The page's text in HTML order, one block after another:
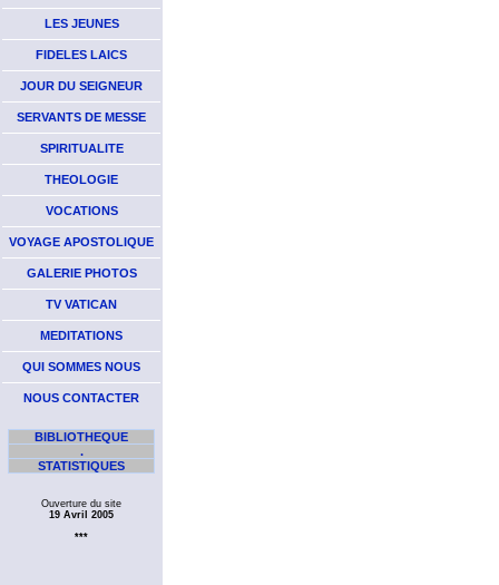
LES JEUNES
FIDELES LAICS
JOUR DU SEIGNEUR
SERVANTS DE MESSE
SPIRITUALITE
THEOLOGIE
VOCATIONS
VOYAGE APOSTOLIQUE
GALERIE PHOTOS
TV VATICAN
MEDITATIONS
QUI SOMMES NOUS
NOUS CONTACTER
BIBLIOTHEQUE
.
STATISTIQUES
Ouverture du site
19 Avril 2005
***